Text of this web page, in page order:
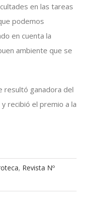
en las tareas
podemos
en cuenta la
ambiente que se
resultó ganadora del
recibió el premio a la
, Revista Nº